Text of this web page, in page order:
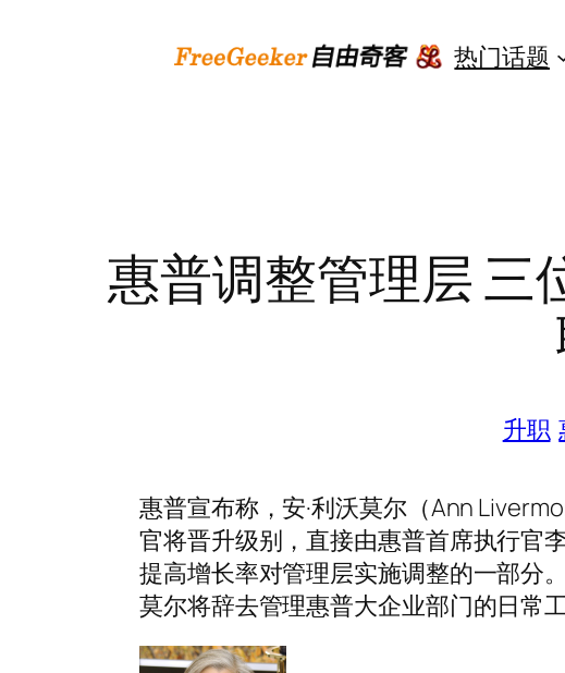
热门话题
惠普调整管理层 三
升职
惠普宣布称，安·利沃莫尔（Ann
官将晋升级别，直接由惠普首席执行官
提高增长率对管理层实施调整的一部分
莫尔将辞去管理惠普大企业部门的日常工